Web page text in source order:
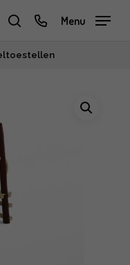
zoeken
phone
Menu